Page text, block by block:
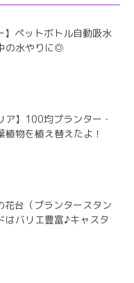
】ペットボトル自動吸水
の水やりに◎
ア】100均プランター・
植物を植え替えたよ！
花台（プランタースタン
はバリエ豊富♪キャスタ